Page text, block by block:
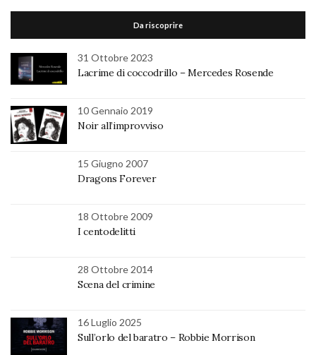
Da riscoprire
31 Ottobre 2023
Lacrime di coccodrillo – Mercedes Rosende
10 Gennaio 2019
Noir all’improvviso
15 Giugno 2007
Dragons Forever
18 Ottobre 2009
I centodelitti
28 Ottobre 2014
Scena del crimine
16 Luglio 2025
Sull’orlo del baratro – Robbie Morrison